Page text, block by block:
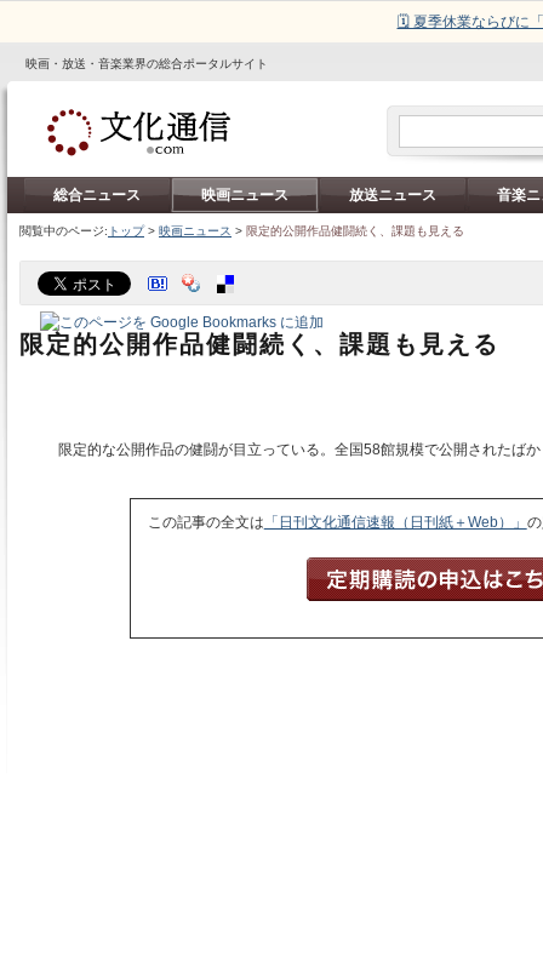
🗓️ 夏季休業ならびに
映画・放送・音楽業界の総合ポータルサイト
総合ニュース 映画ニュース 放送ニュース 音楽
閲覧中のページ: トップ> 映画ニュース > 限定的公開作品健闘続く、課題も見える
限定的公開作品健闘続く、課題も見える
限定的な公開作品の健闘が目立っている。全国58館規模で公開されたば
この記事の全文は 「日刊文化通信速報（日刊紙＋Web）」